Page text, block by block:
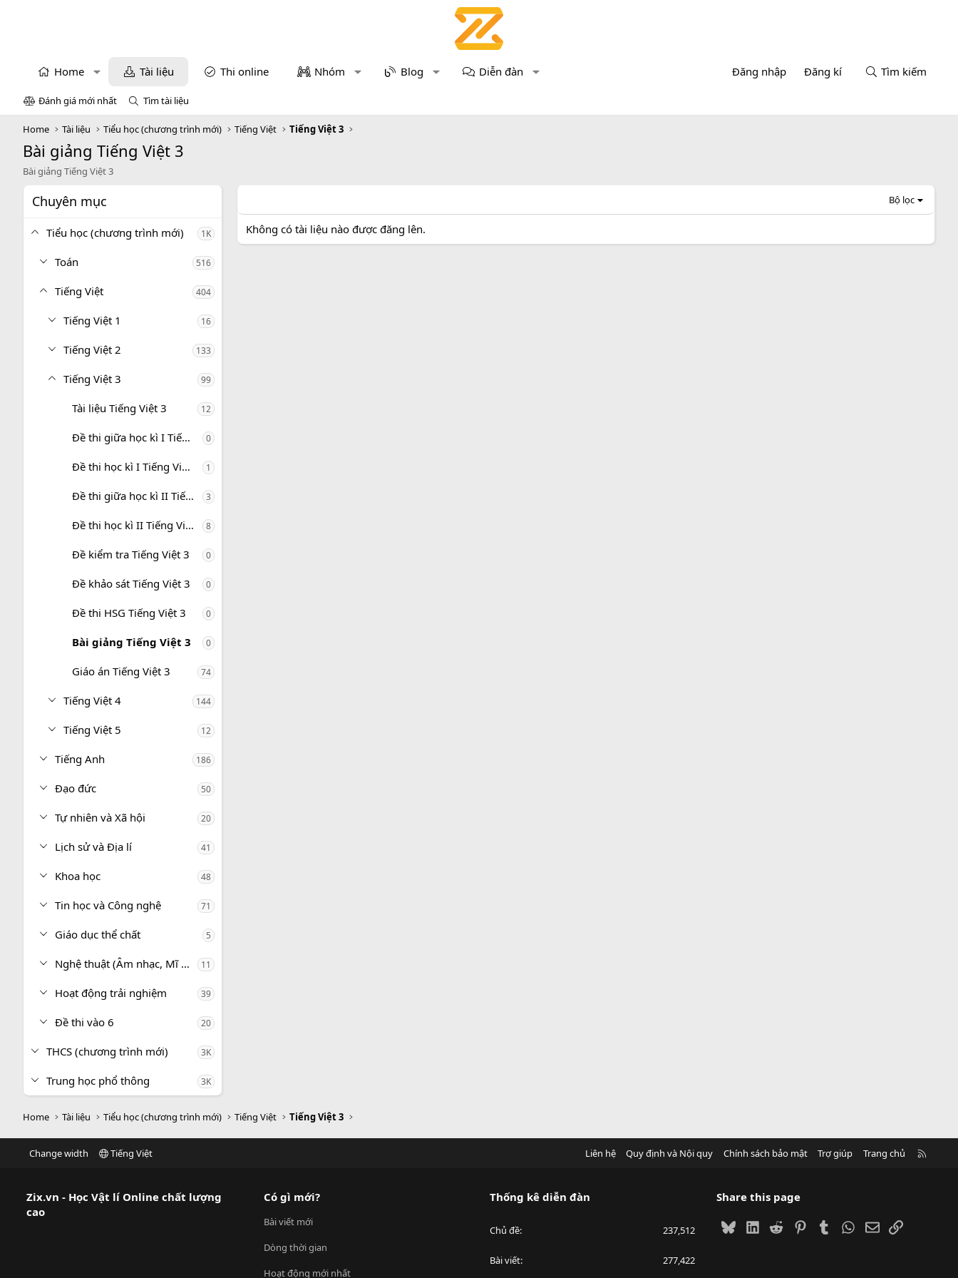
Home Tài liệu Thi online Nhóm Blog Diễn đàn Đăng nhập Đăng kí Tìm kiếm
Đánh giá mới nhất Tìm tài liệu
Home Tài liệu Tiểu học (chương trình mới) Tiếng Việt Tiếng Việt 3
Bài giảng Tiếng Việt 3
Bài giảng Tiếng Việt 3
Chuyên mục
Tiểu học (chương trình mới) 1K
Toán 516
Tiếng Việt 404
Tiếng Việt 1 16
Tiếng Việt 2 133
Tiếng Việt 3 99
Tài liệu Tiếng Việt 3 12
Đề thi giữa học kì I Tiếng Việt 3 0
Đề thi học kì I Tiếng Việt 3 1
Đề thi giữa học kì II Tiếng Việt 3 3
Đề thi học kì II Tiếng Việt 3 8
Đề kiểm tra Tiếng Việt 3 0
Đề khảo sát Tiếng Việt 3 0
Đề thi HSG Tiếng Việt 3 0
Bài giảng Tiếng Việt 3 0
Giáo án Tiếng Việt 3 74
Tiếng Việt 4 144
Tiếng Việt 5 12
Tiếng Anh 186
Đạo đức 50
Tự nhiên và Xã hội 20
Lịch sử và Địa lí 41
Khoa học 48
Tin học và Công nghệ 71
Giáo dục thể chất 5
Nghệ thuật (Âm nhạc, Mĩ thuật) 11
Hoạt động trải nghiệm 39
Đề thi vào 6 20
THCS (chương trình mới) 3K
Trung học phổ thông 3K
Bộ lọc
Không có tài liệu nào được đăng lên.
Home Tài liệu Tiểu học (chương trình mới) Tiếng Việt Tiếng Việt 3
Change width Tiếng Việt Liên hệ Quy định và Nội quy Chính sách bảo mật Trợ giúp Trang chủ
Zix.vn - Học Vật lí Online chất lượng
cao
Có gì mới?
Bài viết mới
Dòng thời gian
Hoạt động mới nhất
Thống kê diễn đàn
Chủ đề 237,512
Bài viết 277,422
Share this page
BlueskyLinkedIn
Reddit PinterestTumblrWhatsApp
EmailLink